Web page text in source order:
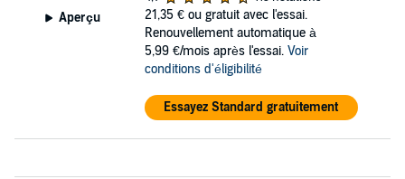
Aperçu 21,35 € ou gratuit avec l'essai.
Renouvellement automatique à
5,99 €/mois après l'essai. Voir
conditions d'éligibilité
Essayez Standard gratuitement